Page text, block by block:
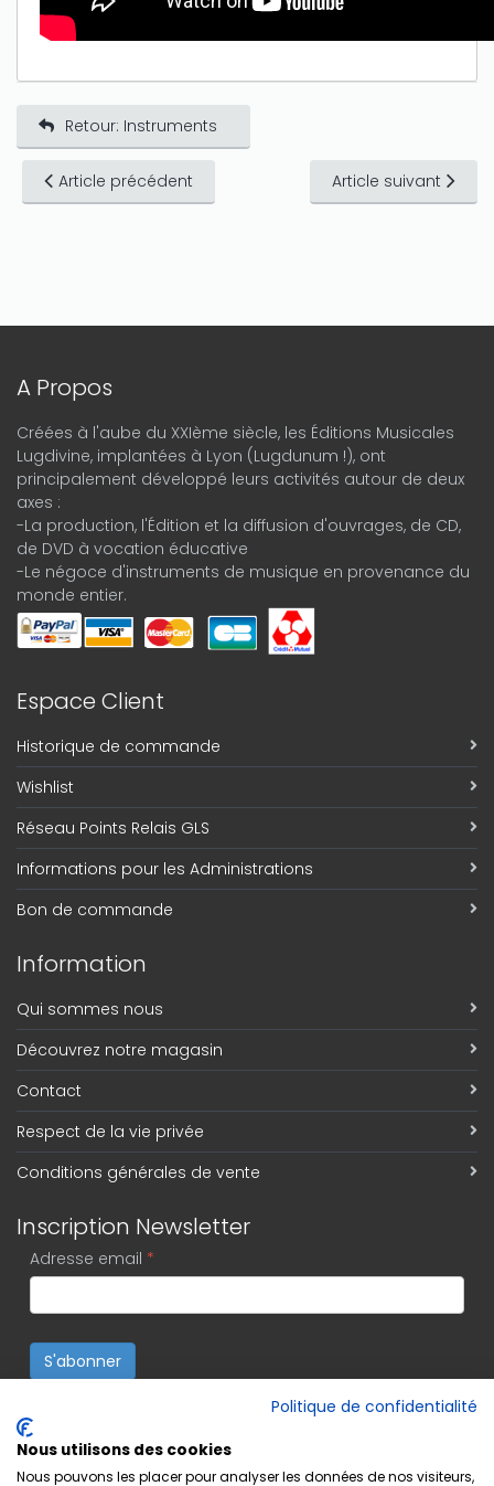
Retour: Instruments
Article précédent Article suivant
A Propos
Créées à l'aube du XXIème siècle, les Éditions Musicales
Lugdivine, implantées à Lyon (Lugdunum !), ont
principalement développé leurs activités autour de deux
axes :
-La production, l'Édition et la diffusion d'ouvrages, de CD,
de DVD à vocation éducative
-Le négoce d'instruments de musique en provenance du
monde entier.
Espace Client
Historique de commande
Wishlist
Réseau Points Relais GLS
Informations pour les Administrations
Bon de commande
Information
Qui sommes nous
Découvrez notre magasin
Contact
Respect de la vie privée
Conditions générales de vente
Inscription Newsletter
Adresse email *
S'abonner
Politique de confidentialité
Nous utilisons des cookies
Nous pouvons les placer pour analyser les données de nos visiteurs,